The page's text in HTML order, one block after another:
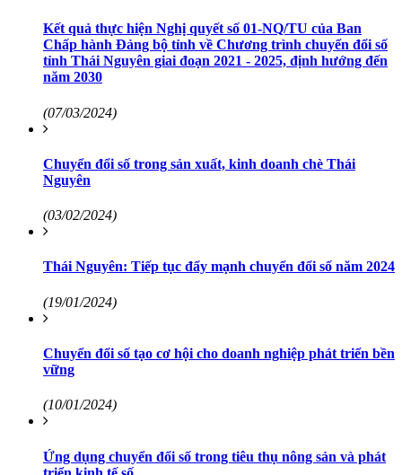
Kết quả thực hiện Nghị quyết số 01-NQ/TU của Ban
Chấp hành Đảng bộ tỉnh về Chương trình chuyển đổi số
tỉnh Thái Nguyên giai đoạn 2021 - 2025, định hướng đến
năm 2030
(07/03/2024)
Chuyển đổi số trong sản xuất, kinh doanh chè Thái
Nguyên
(03/02/2024)
Thái Nguyên: Tiếp tục đẩy mạnh chuyển đổi số năm 2024
(19/01/2024)
Chuyển đổi số tạo cơ hội cho doanh nghiệp phát triển bền
vững
(10/01/2024)
Ứng dụng chuyển đổi số trong tiêu thụ nông sản và phát